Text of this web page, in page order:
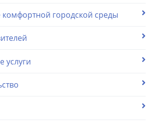
городской среды
услуги